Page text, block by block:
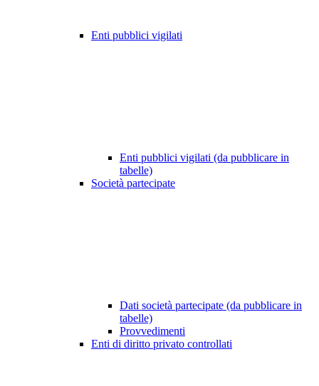
Enti pubblici vigilati
Enti pubblici vigilati (da pubblicare in
tabelle)
Società partecipate
Dati società partecipate (da pubblicare in
tabelle)
Provvedimenti
Enti di diritto privato controllati